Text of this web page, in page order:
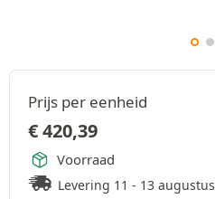
Prijs per eenheid
€420,39
Voorraad
Levering 11 - 13 augustus